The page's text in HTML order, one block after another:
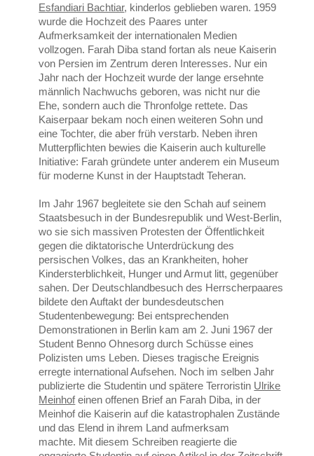
Esfandiari Bachtiar, kinderlos geblieben waren. 1959
wurde die Hochzeit des Paares unter
Aufmerksamkeit der internationalen Medien
vollzogen. Farah Diba stand fortan als neue Kaiserin
von Persien im Zentrum deren Interesses. Nur ein
Jahr nach der Hochzeit wurde der lange ersehnte
männlich Nachwuchs geboren, was nicht nur die
Ehe, sondern auch die Thronfolge rettete. Das
Kaiserpaar bekam noch einen weiteren Sohn und
eine Tochter, die aber früh verstarb. Neben ihren
Mutterpflichten bewies die Kaiserin auch kulturelle
Initiative: Farah gründete unter anderem ein Museum
für moderne Kunst in der Hauptstadt Teheran.
Im Jahr 1967 begleitete sie den Schah auf seinem
Staatsbesuch in der Bundesrepublik und West-Berlin,
wo sie sich massiven Protesten der Öffentlichkeit
gegen die diktatorische Unterdrückung des
persischen Volkes, das an Krankheiten, hoher
Kindersterblichkeit, Hunger und Armut litt, gegenüber
sahen. Der Deutschlandbesuch des Herrscherpaares
bildete den Auftakt der bundesdeutschen
Studentenbewegung: Bei entsprechenden
Demonstrationen in Berlin kam am 2. Juni 1967 der
Student Benno Ohnesorg durch Schüsse eines
Polizisten ums Leben. Dieses tragische Ereignis
erregte international Aufsehen. Noch im selben Jahr
publizierte die Studentin und spätere Terroristin Ulrike
Meinhofeinen offenen Brief an Farah Diba, in der
Meinhof die Kaiserin auf die katastrophalen Zustände
und das Elend in ihrem Land aufmerksam
machte. Mit diesem Schreiben reagierte die